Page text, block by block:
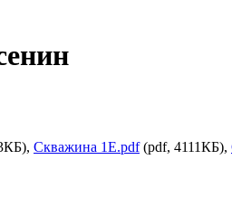
Скважина 1Е.pdf(pdf, 4111КБ),